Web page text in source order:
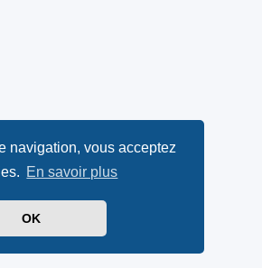
navigation, vous acceptez
En savoir plus
OK